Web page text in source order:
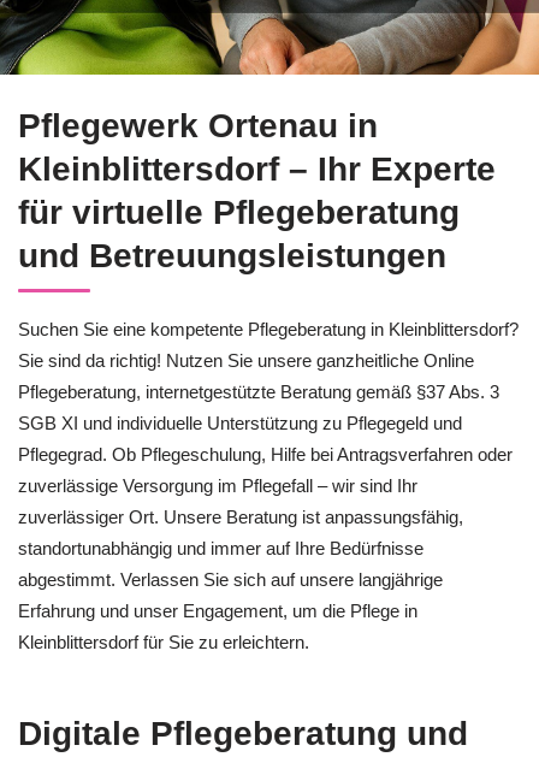
Pflegewerk Ortenau in
Kleinblittersdorf – Ihr Experte
für virtuelle Pflegeberatung
und Betreuungsleistungen
Suchen Sie eine kompetente Pflegeberatung in Kleinblittersdorf?
Sie sind da richtig! Nutzen Sie unsere ganzheitliche Online
Pflegeberatung, internetgestützte Beratung gemäß §37 Abs. 3
SGB XI und individuelle Unterstützung zu Pflegegeld und
Pflegegrad. Ob Pflegeschulung, Hilfe bei Antragsverfahren oder
zuverlässige Versorgung im Pflegefall – wir sind Ihr
zuverlässiger Ort. Unsere Beratung ist anpassungsfähig,
standortunabhängig und immer auf Ihre Bedürfnisse
abgestimmt. Verlassen Sie sich auf unsere langjährige
Erfahrung und unser Engagement, um die Pflege in
Kleinblittersdorf für Sie zu erleichtern.
Digitale Pflegeberatung und